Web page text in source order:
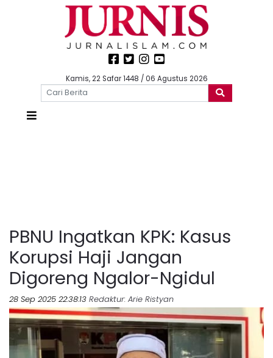
Kamis, 22 Safar 1448 / 06 Agustus 2026
PBNU Ingatkan KPK: Kasus
Korupsi Haji Jangan
Digoreng Ngalor-Ngidul
28 Sep 2025 22:38:13 Redaktur: Arie Ristyan